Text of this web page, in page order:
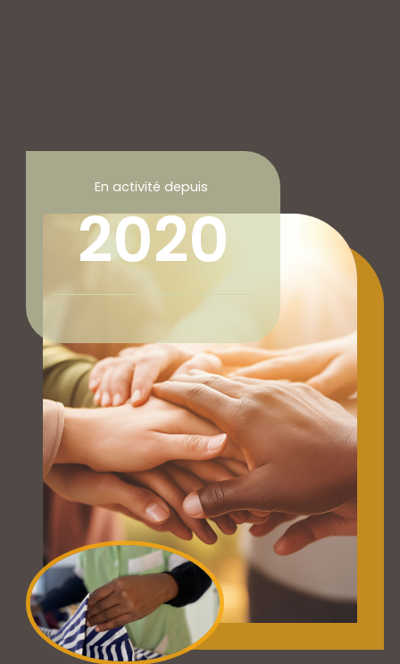
En activité depuis
2020